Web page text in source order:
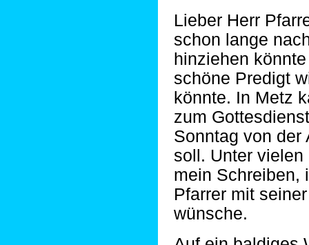
Lieber Herr
schon lange
hinziehen
schöne Predigt
könnte. In Metz
zum
Sonntag von der
soll. Unter
mein Schreiben,
Pfarrer mit
wünsche.